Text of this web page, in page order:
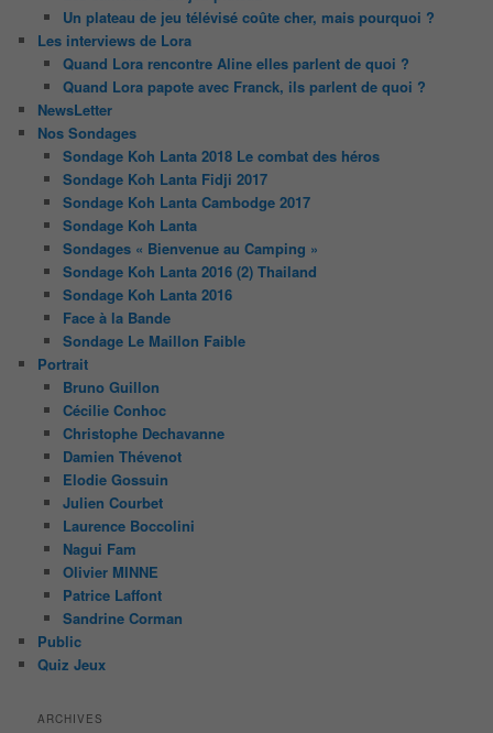
Un plateau de jeu télévisé coûte cher, mais pourquoi ?
Les interviews de Lora
Quand Lora rencontre Aline elles parlent de quoi ?
Quand Lora papote avec Franck, ils parlent de quoi ?
NewsLetter
Nos Sondages
Sondage Koh Lanta 2018 Le combat des héros
Sondage Koh Lanta Fidji 2017
Sondage Koh Lanta Cambodge 2017
Sondage Koh Lanta
Sondages « Bienvenue au Camping »
Sondage Koh Lanta 2016 (2) Thailand
Sondage Koh Lanta 2016
Face à la Bande
Sondage Le Maillon Faible
Portrait
Bruno Guillon
Cécilie Conhoc
Christophe Dechavanne
Damien Thévenot
Elodie Gossuin
Julien Courbet
Laurence Boccolini
Nagui Fam
Olivier MINNE
Patrice Laffont
Sandrine Corman
Public
Quiz Jeux
ARCHIVES